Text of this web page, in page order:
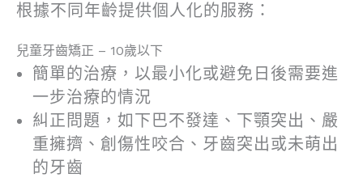
根據不同年齡提供個人化的服務：
兒童牙齒矯正 – 10歲以下
簡單的治療，以最小化或避免日後需要進
一步治療的情況
糾正問題，如下巴不發達、下顎突出、嚴
重擁擠、創傷性咬合、牙齒突出或未萌出
的牙齒